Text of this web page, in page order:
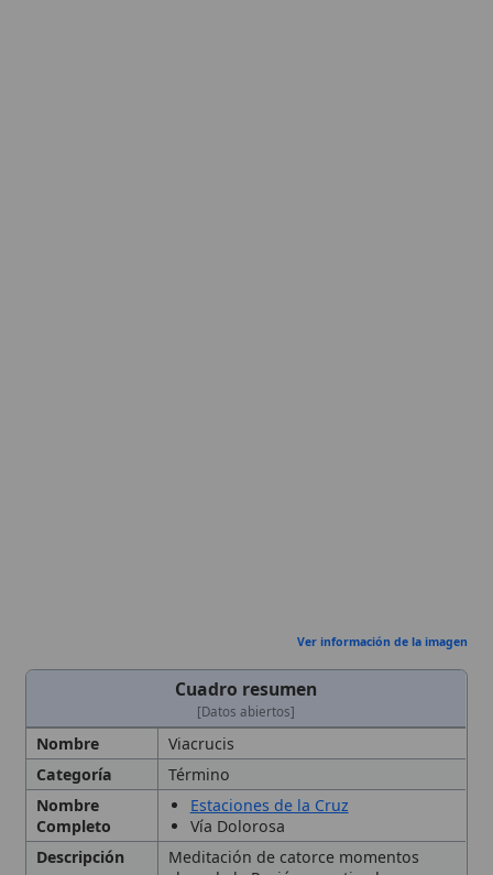
Meditación de catorce momentos
especialmente enCuaresma.
Devoción católica que conmemora la
Pasión ymuertedeJesucristo
mediante la meditación de catorce
estaciones del camino de Jesús desde
su condena hasta su sepultura
Autoridad
Eclesiástica
Sede Apostólica
Contexto
Histórico
Surge en la Alta Edad Media como
síntesis de peregrinaciones a Tierra